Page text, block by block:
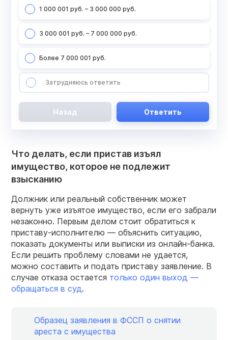
1 000 001 руб. – 3 000 000 руб.
3 000 001 руб. – 7 000 000 руб.
Более 7 000 001 руб.
Затрудняюсь ответить
Назад Ответить
Что делать, если пристав изъял
имущество, которое не подлежит
взысканию
Должник или реальный собственник может
вернуть уже изъятое имущество, если его забрали
незаконно. Первым делом стоит обратиться к
приставу-исполнителю — объяснить ситуацию,
показать документы или выписки из онлайн-банка.
Если решить проблему словами не удается,
можно составить и подать приставу заявление. В
случае отказа остается только один выход —
обращаться в суд.
Образец заявления в ФССП о снятии
ареста с имущества